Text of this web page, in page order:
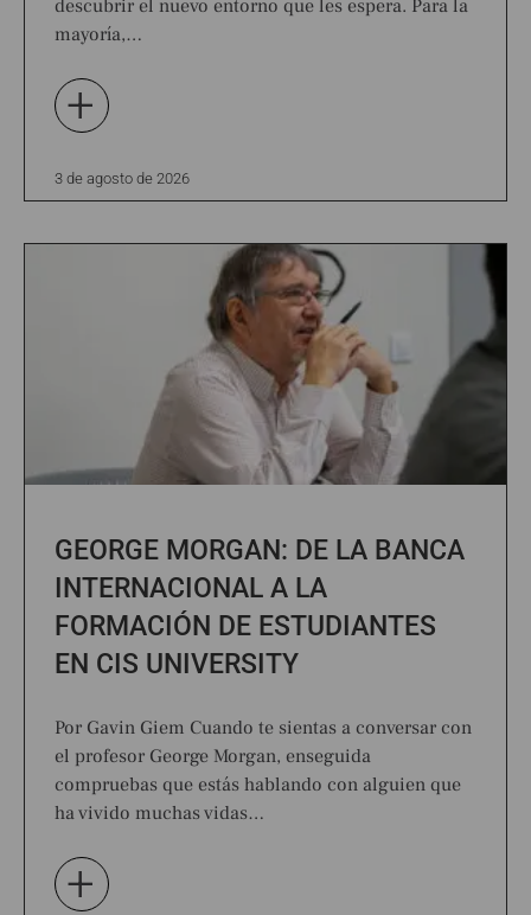
descubrir el nuevo entorno que les espera. Para la
mayoría,…
+
3 de agosto de 2026
GEORGE MORGAN: DE LA BANCA
INTERNACIONAL A LA
FORMACIÓN DE ESTUDIANTES
EN CIS UNIVERSITY
Por Gavin Giem Cuando te sientas a conversar con
el profesor George Morgan, enseguida
compruebas que estás hablando con alguien que
ha vivido muchas vidas…
+